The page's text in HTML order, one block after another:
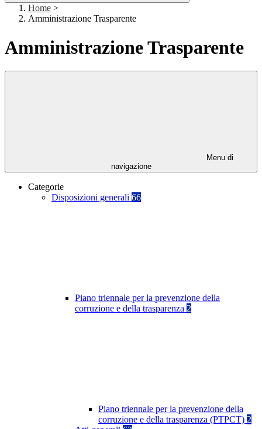
Home >
Amministrazione Trasparente
Amministrazione Trasparente
Menu di
navigazione
Categorie
Disposizioni generali 66
Piano triennale per la prevenzione della
corruzione e della trasparenza 2
Piano triennale per la prevenzione della
corruzione e della trasparenza (PTPCT) 2